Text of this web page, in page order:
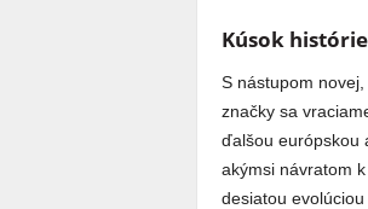
Kúsok
S nástupom
značky sa
ďalšou európskou
akýmsi návratom
desiatou